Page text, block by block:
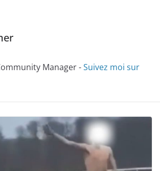
Manager -Suivez moi sur